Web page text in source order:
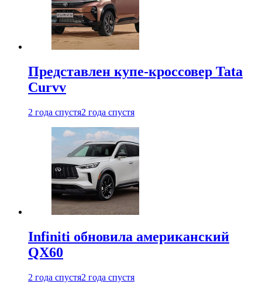
Представлен купе-кроссовер Tata
Curvv
2 года спустя2 года спустя
Infiniti обновила американский
QX60
2 года спустя2 года спустя